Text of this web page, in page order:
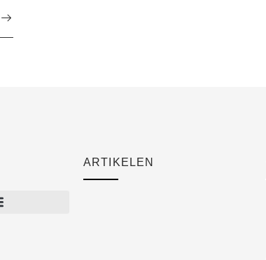
ARTIKELEN